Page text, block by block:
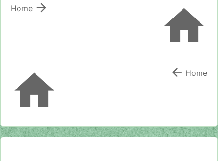


Home
  Home